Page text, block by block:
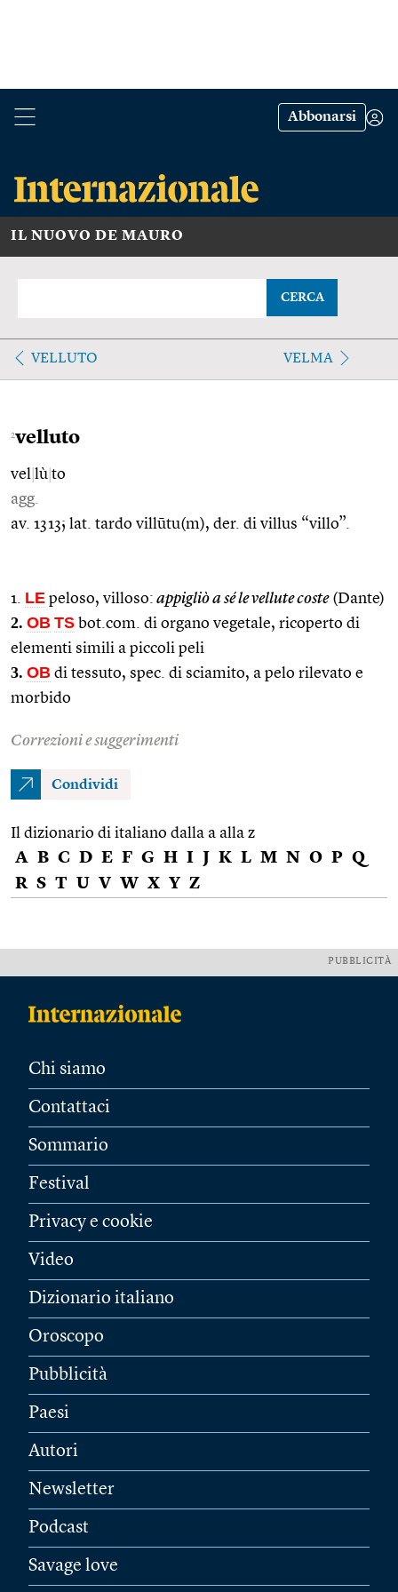
Abbonarsi
IL NUOVO DE MAURO
CERCA
VELLUTO VELMA
2velluto
vel lù to
agg.
av. 1313; lat. tardo villūtu(m), der. di villus “villo”.
1. LE peloso, villoso: appigliò a sé le vellute coste(Dante)
2. OB TS bot.com. di organo vegetale, ricoperto di
elementi simili a piccoli peli
3. OB di tessuto, spec. di sciamito, a pelo rilevato e
morbido
Correzioni e suggerimenti
Condividi
Il dizionario di italiano dalla a alla z
A B C D E F G H I J K L M N O P Q
R S T U V W X Y Z
PUBBLICITÀ
Chi siamo
Contattaci
Sommario
Festival
Privacy e cookie
Video
Dizionario italiano
Oroscopo
Pubblicità
Paesi
Autori
Newsletter
Podcast
Savage love